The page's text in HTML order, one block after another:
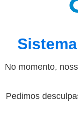
No momento,
Pedimos